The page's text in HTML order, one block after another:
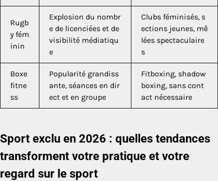
Rugb
y fém
inin
Explosion du nombr
e de licenciées et de
visibilité médiatiqu
e
Clubs féminisés, s
ections jeunes, mê
lées spectaculaire
s
Boxe
fitne
ss
Popularité grandiss
ante, séances en dir
ect et en groupe
Fitboxing, shadow
boxing, sans cont
act nécessaire
Sport exclu en 2026 : quelles tendances
transforment votre pratique et votre
regard sur le sport